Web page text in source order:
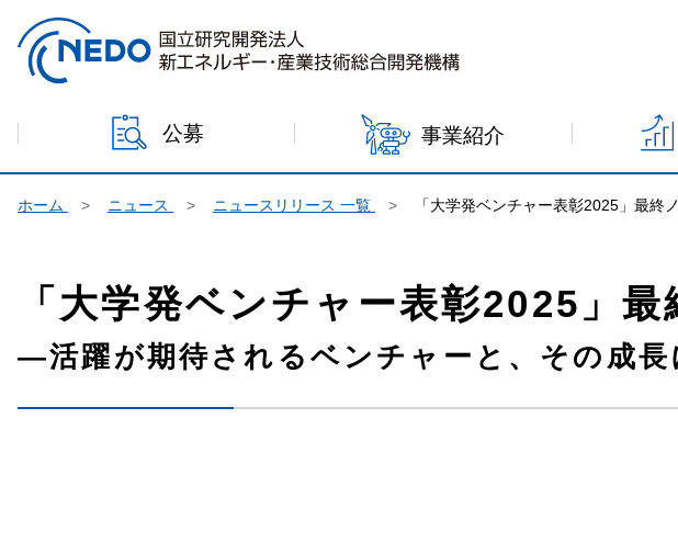
本文へジャンプ
公募 事業紹介
ホーム ニュース ニュースリリース 一覧 「大学発ベンチャー表彰2025」最終
「大学発ベンチャー表彰2025」
―活躍が期待されるベンチャーと、その成